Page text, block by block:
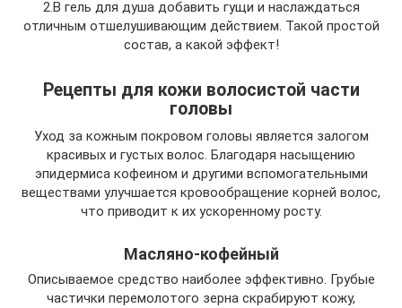
2.В гель для душа добавить гущи и наслаждаться
отличным отшелушивающим действием. Такой простой
состав, а какой эффект!
Рецепты для кожи волосистой части
головы
Уход за кожным покровом головы является залогом
красивых и густых волос. Благодаря насыщению
эпидермиса кофеином и другими вспомогательными
веществами улучшается кровообращение корней волос,
что приводит к их ускоренному росту.
Масляно-кофейный
Описываемое средство наиболее эффективно. Грубые
частички перемолотого зерна скрабируют кожу,